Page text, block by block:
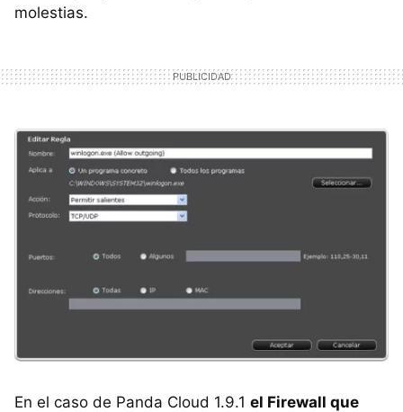
molestias.
En el caso de Panda Cloud 1.9.1 el Firewall que